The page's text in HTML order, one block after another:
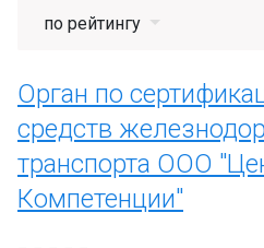
по рейтингу
Орган по
средств
транспорта ООО
Компетенции"